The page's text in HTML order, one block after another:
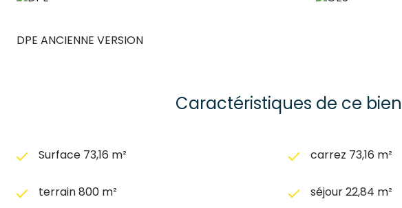
DPE ANCIENNE VERSION
Caractéristiques de ce bien
Surface 73,16 m² carrez 73,16 m²
terrain 800 m² séjour 22,84 m²